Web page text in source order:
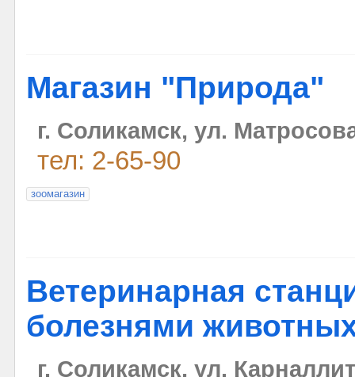
Магазин "Природа"
г. Соликамск, ул.
тел: 2-65-90
зоомагазин
Ветеринарная
болезнями
г. Соликамск, ул.